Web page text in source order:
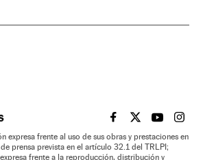
EL PAÍS BRASIL EN
EL PAÍSEL PAÍS
EL
expresa frente al uso de sus obras y prestaciones en
prensa prevista en el artículo 32.1 del TRLPI;
frente a la reproducción, distribución y